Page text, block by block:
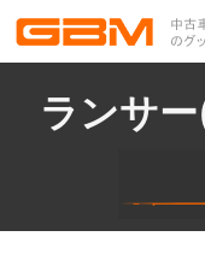
ランサ